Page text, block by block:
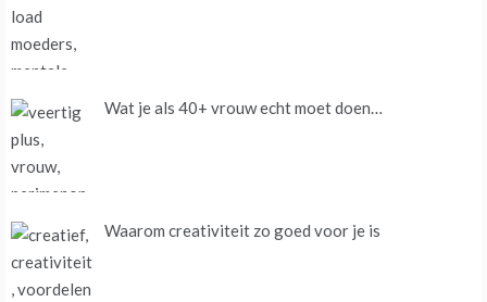
Wat je als 40+ vrouw echt moet doen…
Waarom creativiteit zo goed voor je is